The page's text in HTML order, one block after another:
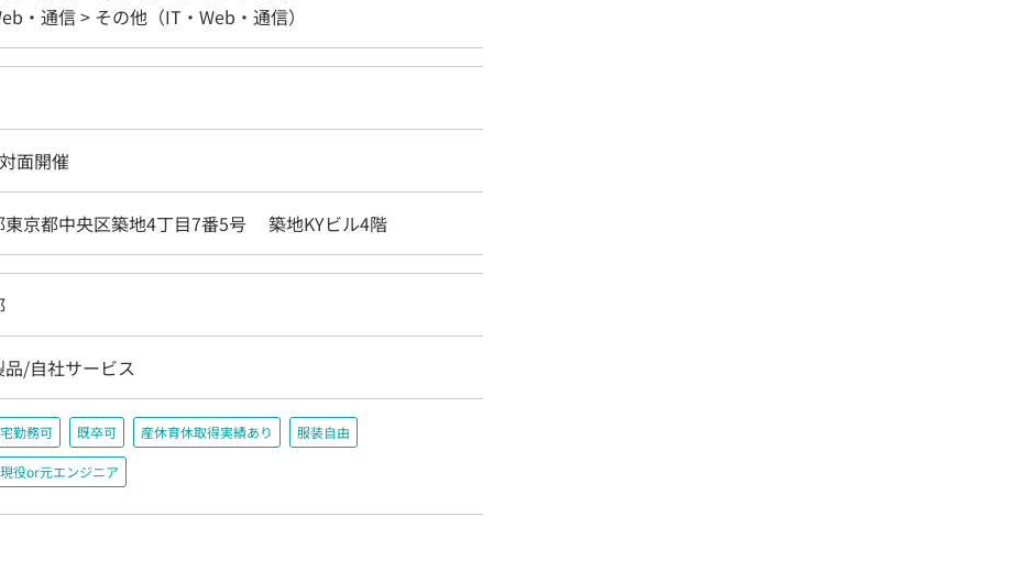
・通信 > その他（IT・Web・通信）
面開催
東京都中央区築地4丁目7番5号 築地KYビル4階
品/自社サービス
勤務可 既卒可 産休育休取得実績あり 服装自由
役or元エンジニア